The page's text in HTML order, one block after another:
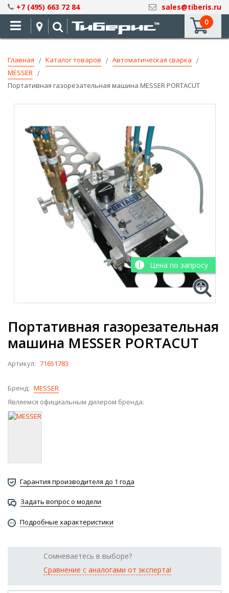
Skip
to
Content
+7 (495) 663 72 84
sales@tiberis.ru
0
Главная Каталог товаров
Автоматическая сварка
MESSER
Портативная газорезательная машина MESSER PORTACUT
Портативная газорезательная
машина MESSER PORTACUT
Артикул: 71651783
Бренд: MESSER
Являемся официальным дилером бренда:
Гарантия производителя до 1 года
Задать вопрос о модели
Подробные характеристики
Сомневаетесь в выборе?
Сравнение с аналогами от эксперта!
Цена по запросу